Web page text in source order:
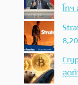
โท
สุดท้